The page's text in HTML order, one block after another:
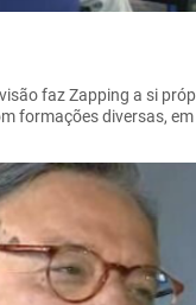
faz Zapping a si
formações diversas,